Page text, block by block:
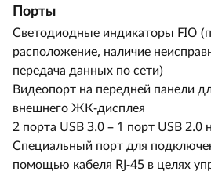
и
ж
н
устанавливает
Стоечный сервер
фактора 8U оснащен
Intel® Xeon® Scalable 4-
оперативной памятью
поддерживает 480
сервере реализован ряд
Порты
Светодиодные индикаторы FIO
расположение, наличие
передача данных по сети)
Видеопорт на передней панели
внешнего ЖК-дисплея
2 порта USB 3.0 – 1 порт USB 2.0
Специальный порт для
помощью кабеля RJ-45 в целях